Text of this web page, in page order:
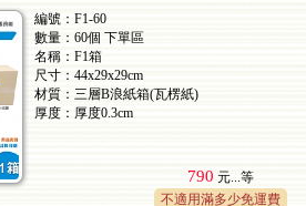
編號：F1-60
數量：60個 下單區
名稱：F1箱
尺寸：44x29x29cm
材質：三層B浪紙箱(瓦楞紙)
厚度：厚度0.3cm
790 元...等
不適用滿多少免運費